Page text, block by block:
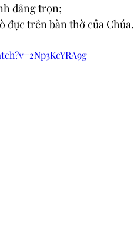
dâng trọn;
đực trên bàn thờ của Chúa.